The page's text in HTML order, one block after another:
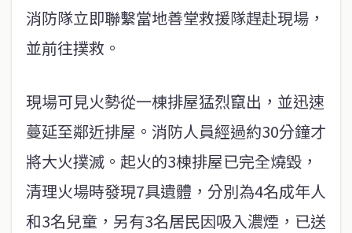
消防隊立即聯繫當地善堂救援隊趕赴現場，
並前往撲救。
現場可見火勢從一棟排屋猛烈竄出，並迅速
蔓延至鄰近排屋。消防人員經過約30分鐘才
將大火撲滅。起火的3棟排屋已完全燒毀，
清理火場時發現7具遺體，分別為4名成年人
和3名兒童，另有3名居民因吸入濃煙，已送